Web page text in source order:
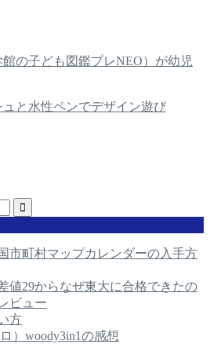
館の子ども図鑑プレNEO）が幼児
ュと水性ペンでデザイン遊び
市町村マップカレンダーの入手方
値29からなぜ東大に合格できたの
ビュー
方
）woody3in1の感想